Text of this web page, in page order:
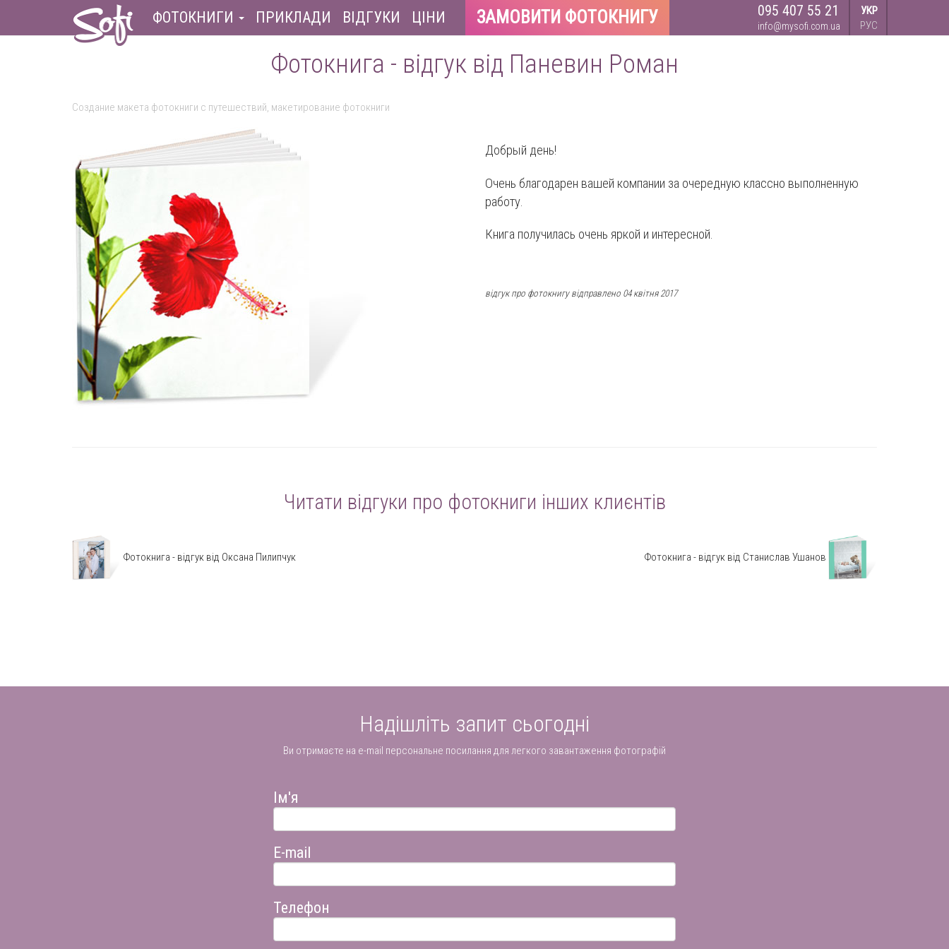
ФОТОКНИГИ ПРИКЛАДИ ВІДГУКИ ЦІНИ ЗАМОВИТИ ФОТОКНИГУ
УКР
РУС
095 407 55 21
info@mysofi.com.ua
Фотокнига - відгук від Паневин Роман
Создание макета фотокниги с путешествий, макетирование фотокниги
Добрый день!
Очень благодарен вашей компании за очередную классно выполненную
работу.
Книга получилась очень яркой и интересной.
відгук про фотокнигу відправлено 04 квітня 2017
Читати відгуки про фотокниги інших клиєнтів
Фотокнига - відгук від Оксана Пилипчук Фотокнига - відгук від Станислав Ушанов
Надішліть запит сьогодні
Ви отримаєте на e-mail персональне посилання для легкого завантаження фотографій
Ім'я
E-mail
Телефон